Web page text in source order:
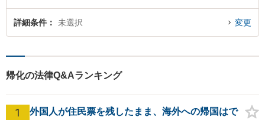
詳細条件 未選択 変更
帰化の法律Q&Aランキング
1
外国人が住民票を残したまま、海外への帰国はで